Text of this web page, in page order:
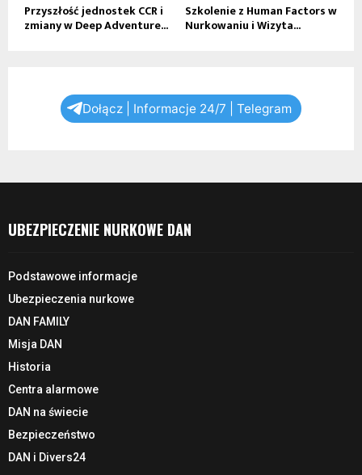
Przyszłość jednostek CCR i
zmiany w Deep Adventure...
Szkolenie z Human Factors w
Nurkowaniu i Wizyta...
Dołącz | Informacje 24/7 | Telegram
UBEZPIECZENIE NURKOWE DAN
Podstawowe informacje
Ubezpieczenia nurkowe
DAN FAMILY
Misja DAN
Historia
Centra alarmowe
DAN na świecie
Bezpieczeństwo
DAN i Divers24